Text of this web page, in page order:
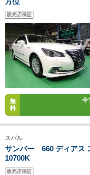
販売店保証
無
料
今
スバル
サンバー 660 ディアス
10700K
販売店保証